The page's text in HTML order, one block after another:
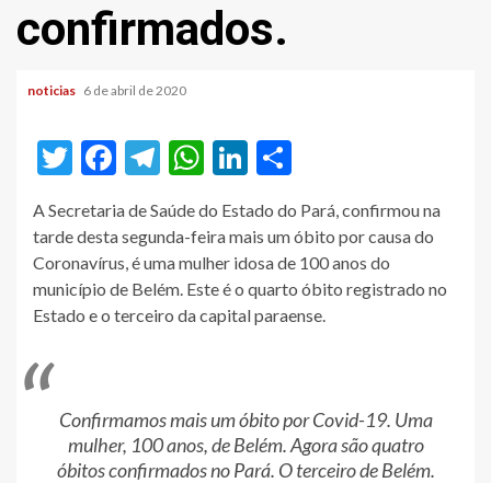
confirmados.
noticias 6 de abril de 2020
Twitter
Facebook
Telegram
WhatsApp
LinkedIn
A Secretaria de Saúde do Estado do Pará, confirmou na
tarde desta segunda-feira mais um óbito por causa do
Coronavírus, é uma mulher idosa de 100 anos do
município de Belém. Este é o quarto óbito registrado no
Estado e o terceiro da capital paraense.
Confirmamos mais um óbito por Covid-19. Uma
mulher, 100 anos, de Belém. Agora são quatro
óbitos confirmados no Pará. O terceiro de Belém.